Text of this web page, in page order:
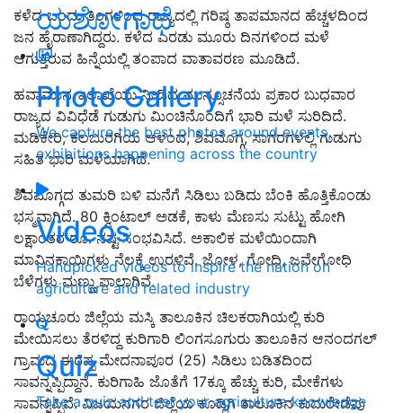
ಯಶೋಗಾಥೆ
Photo Gallery
We capture the best photos around events,
exhibitions happening across the country
Videos
Handpicked videos to inspire the nation on
agriculture and related industry
Quiz
Take a quiz and test your agriculture knowledge
ಕಳೆದ ಒಂದು ತಿಂಗಳಿಂದ ರಾಜ್ಯದಲ್ಲಿ ಗರಿಷ್ಠ ತಾಪಮಾನದ ಹೆಚ್ಚಳದಿಂದ
ಜನ ಹೈರಾಣಾಗಿದ್ದರು. ಕಳೆದ ಎರಡು ಮೂರು ದಿನಗಳಿಂದ ಮಳೆ
ಆಗುತ್ತಿರುವ ಹಿನ್ನೆಯಲ್ಲಿ ತಂಪಾದ ವಾತಾವರಣ ಮೂಡಿದೆ.
ಹವಾಮಾನ ಇಲಾಖೆಯು ನೀಡಿದ ಮುನ್ಸೂಚನೆಯ ಪ್ರಕಾರ ಬುಧವಾರ
ರಾಜ್ಯದ ವಿವಿಧೆಡೆ ಗುಡುಗು ಮಿಂಚಿನೊಂದಿಗೆ ಭಾರಿ ಮಳೆ ಸುರಿದಿದೆ.
ಮಡಿಕೇರಿ, ಕಲಬುರಗಿಯ ಆಳಂದ, ಶಿವಮೊಗ್ಗ, ಸಾಗರಗಳಲ್ಲಿ ಗುಡುಗು
ಸಹಿತ ಭಾರಿ ಮಳೆಯಾಗಿದೆ.
ಶಿವಮೊಗ್ಗದ ತುಮರಿ ಬಳಿ ಮನೆಗೆ ಸಿಡಿಲು ಬಡಿದು ಬೆಂಕಿ ಹೊತ್ತಿಕೊಂಡು
ಭಸ್ಮವಾಗಿದೆ. 80 ಕ್ವಿಂಟಾಲ್‌ ಅಡಕೆ, ಕಾಳು ಮೆಣಸು ಸುಟ್ಟು ಹೋಗಿ
ಲಕ್ಷಾಂತರ ರೂ. ನಷ್ಟ ಸಂಭವಿಸಿದೆ. ಅಕಾಲಿಕ ಮಳೆಯಿಂದಾಗಿ
ಮಾವಿನಕಾಯಿಗಳು ನೆಲಕ್ಕೆ ಉರಳಿವೆ. ಜೋಳ, ಗೋಧಿ, ಜವೇಗೋಧಿ
ಬೆಳೆಗಳು ಮಣ್ಣು ಪಾಲಾಗಿವೆ.
ರಾಯಚೂರು ಜಿಲ್ಲೆಯ ಮಸ್ಕಿ ತಾಲೂಕಿನ ಚಿಲಕರಾಗಿಯಲ್ಲಿ ಕುರಿ
ಮೇಯಿಸಲು ತೆರಳಿದ್ದ ಕುರಿಗಾರಿ ಲಿಂಗಸೂಗುರು ತಾಲೂಕಿನ ಆನಂದಗಲ್
ಗ್ರಾಮದ ಈರಪ್ಪ ಮೇದನಾಪೂರ (25) ಸಿಡಿಲು ಬಡಿತದಿಂದ
ಸಾವನ್ನಪ್ಪಿದ್ದಾನೆ. ಕುರಿಗಾಹಿ ಜೊತೆಗೆ 17ಕ್ಕೂ ಹೆಚ್ಚು ಕುರಿ, ಮೇಕೆಗಳು
ಸಾವನ್ನಪ್ಪಿವೆ. ವಿಜಯನಗರ ಜಿಲ್ಲೆಯ ಕೂಡ್ಲಿಗಿ ತಾಲೂಕಿನ ಕುದುರೇಡೆಪು